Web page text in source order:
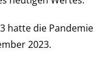
hatte die Pan­de­mie
2023.